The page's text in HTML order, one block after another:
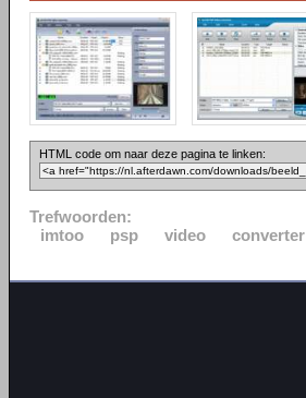
HTML code om naar deze pagina te linken:
Trefwoorden:
imtoo
psp video converter